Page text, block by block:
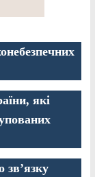
які
зв’язку